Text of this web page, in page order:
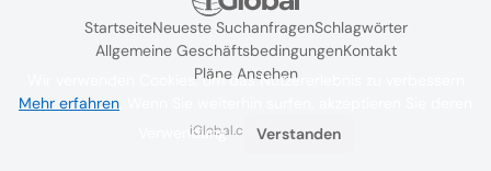
StartseiteNeueste SuchanfragenSchlagwörter
Allgemeine GeschäftsbedingungenKontakt
Pläne Ansehen
iGlobal.co @ 2024
Wir verwenden Cookies, um das Nutzererlebnis zu verbessern
Mehr erfahren
Verwendung.
Verstanden